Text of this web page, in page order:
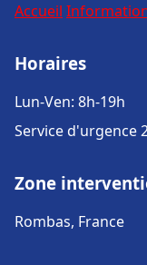
Accueil
Horaires
Lun-Ven: 8h-19h
Service d'urgence
Zone
Rombas, France